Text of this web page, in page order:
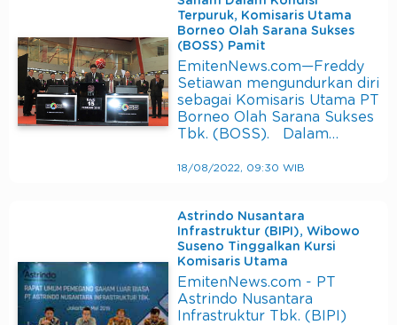
Terpuruk, Komisaris Utama
Borneo Olah Sarana Sukses
(BOSS) Pamit
EmitenNews.com—Freddy
Setiawan mengundurkan diri
sebagai Komisaris Utama PT
Borneo Olah Sarana Sukses
Tbk. (BOSS). Dalam…
18/08/2022, 09:30 WIB
Astrindo Nusantara
Infrastruktur (BIPI), Wibowo
Suseno Tinggalkan Kursi
Komisaris Utama
EmitenNews.com - PT
Astrindo Nusantara
Infrastruktur Tbk. (BIPI)